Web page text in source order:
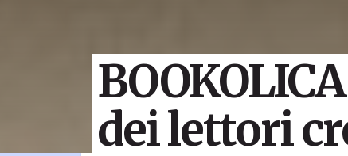
dei lettori